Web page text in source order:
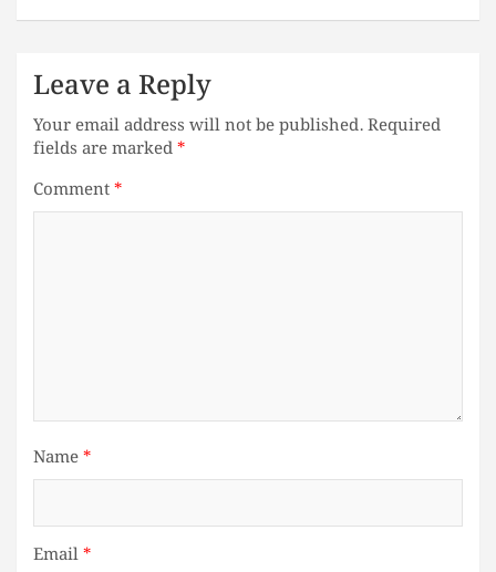
Leave a Reply
Your email address will not be published.Required
fields are marked*
Comment*
Name*
Email*